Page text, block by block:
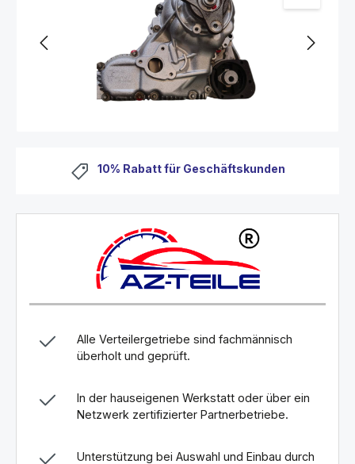
10% Rabatt für Geschäftskunden
Alle Verteilergetriebe sind fachmännisch
überholt und geprüft.
In der hauseigenen Werkstatt oder über ein
Netzwerk zertifizierter Partnerbetriebe.
Unterstützung bei Auswahl und Einbau durch
Zusatzartikel im Warenkorb aktualisiert.
Zusatzartikel konnte nicht aktualisiert werden.